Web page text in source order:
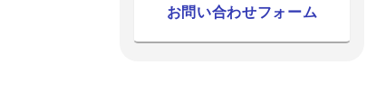
お問い合わせフォーム